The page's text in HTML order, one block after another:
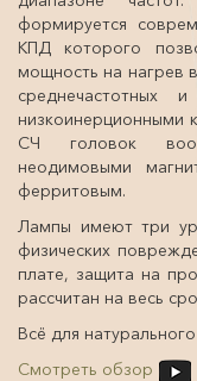
формируется
КПД которого
мощность на нагрев
среднечастотных
низкоинерционными
СЧ головок
неодимовыми
ферритовым.
Лампы имеют три
физических
плате, защита на
рассчитан на весь
Всё для
Смотреть обзор